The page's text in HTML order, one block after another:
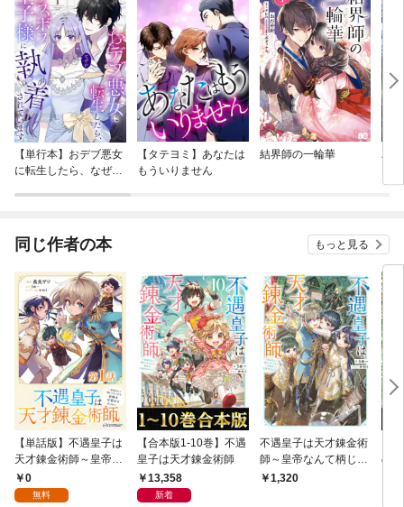
【単行本】おデブ悪女
に転生したら、なぜか
【タテヨミ】あなたは
もういりません
結界師の一輪華
バ
今
同じ作者の本 もっと見る
【単話版】不遇皇子は
天才錬金術師～皇帝な
んて柄じゃないので弟
妹を可愛がりたい～@
0
無料
【合本版1-10巻】不遇
皇子は天才錬金術師
13,358
新着
不遇皇子は天才錬金術
師～皇帝なんて柄じゃ
ないので弟妹を可愛が
1,320
の